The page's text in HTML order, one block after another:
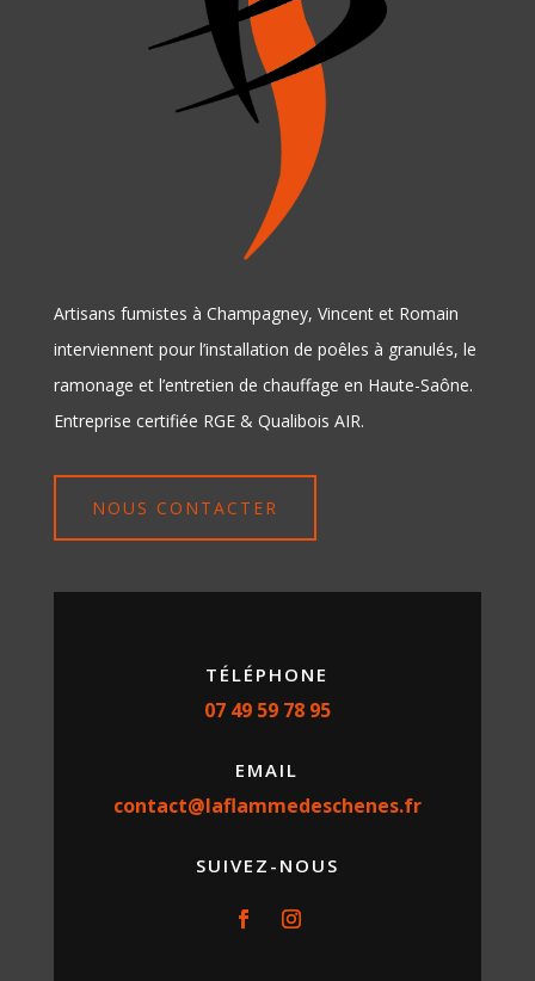
Artisans fumistes à Champagney, Vincent et Romain
interviennent pour l’installation de poêles à granulés, le
ramonage et l’entretien de chauffage en Haute-Saône.
Entreprise certifiée RGE & Qualibois AIR.
NOUS CONTACTER
TÉLÉPHONE
07 49 59 78 95
EMAIL
contact@laflammedeschenes.fr
SUIVEZ-NOUS